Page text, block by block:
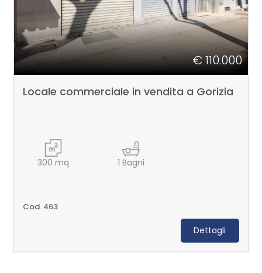
€ 110.000
Locale commerciale in vendita a Gorizia
300 mq 1 Bagni
Cod. 463
Dettagli